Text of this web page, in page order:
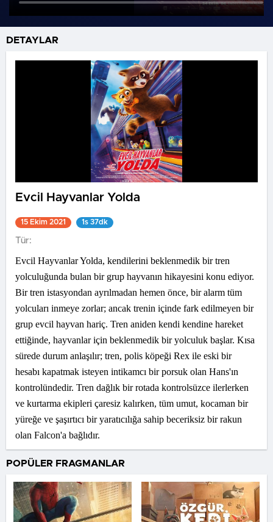
DETAYLAR
Evcil Hayvanlar Yolda
15 Ekim 2021 1s 37dk
Tür:
Evcil Hayvanlar Yolda, kendilerini beklenmedik bir tren
yolculuğunda bulan bir grup hayvanın hikayesini konu ediyor.
Bir tren istasyondan ayrılmadan hemen önce, bir alarm tüm
yolcuları inmeye zorlar; ancak trenin içinde fark edilmeyen bir
grup evcil hayvan hariç. Tren aniden kendi kendine hareket
ettiğinde, hayvanlar için beklenmedik bir yolculuk başlar. Kısa
sürede durum anlaşılır; tren, polis köpeği Rex ile eski bir
hesabı kapatmak isteyen intikamcı bir porsuk olan Hans'ın
kontrolündedir. Tren dağlık bir rotada kontrolsüzce ilerlerken
ve kurtarma ekipleri çaresiz kalırken, tüm umut, kocaman bir
yüreğe ve şaşırtıcı bir yaratıcılığa sahip beceriksiz bir rakun
olan Falcon'a bağlıdır.
POPÜLER FRAGMANLAR